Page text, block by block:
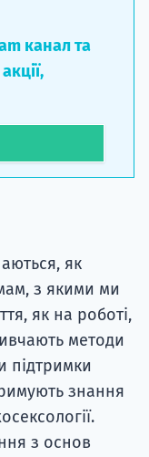
канал та
як
з якими ми
як на роботі,
методи
підтримки
знання
з основ